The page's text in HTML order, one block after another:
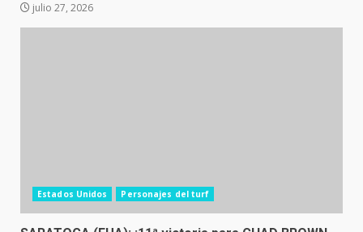
julio 27, 2026
Estados Unidos Personajes del turf